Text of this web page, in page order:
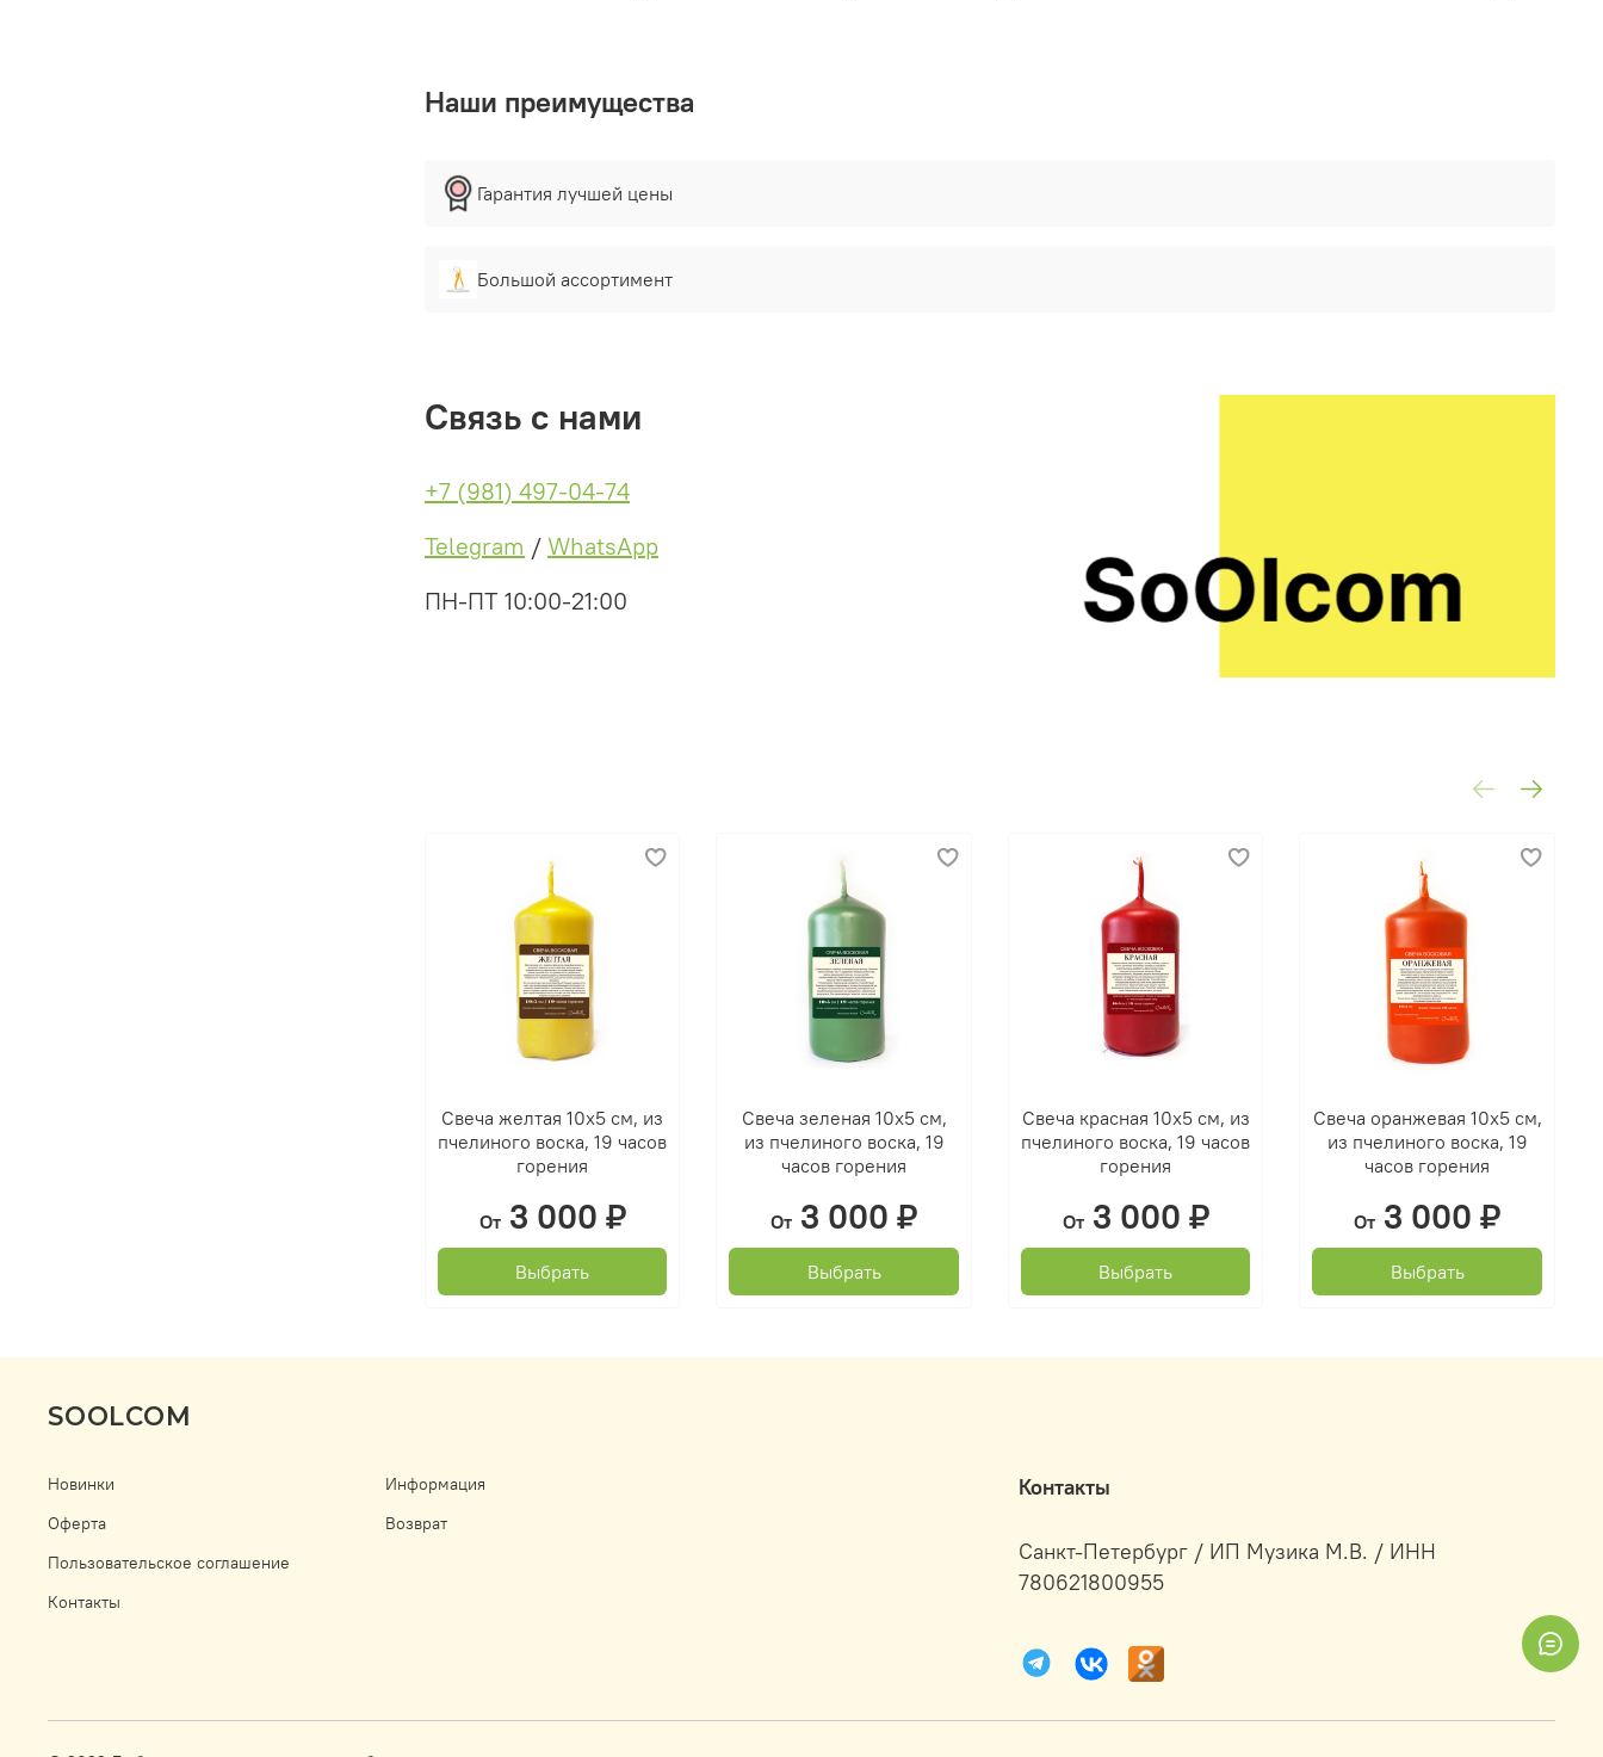
Наши преимущества
Гарантия лучшей цены
Большой ассортимент
Связь с нами
+7 (981) 497-04-74
Telegram / WhatsApp
ПН-ПТ 10:00-21:00
Свеча желтая 10х5 см, из
пчелиного воска, 19 часов
горения
От 3 000 ₽
Выбрать
Свеча зеленая 10х5 см,
из пчелиного воска, 19
часов горения
От 3 000 ₽
Выбрать
Свеча красная 10х5 см, из
пчелиного воска, 19 часов
горения
От 3 000 ₽
Выбрать
Свеча оранжевая 10х5 см,
из пчелиного воска, 19
часов горения
От 3 000 ₽
Выбрать
SOOLCOM
Новинки
Оферта
Пользовательское соглашение
Контакты
Информация
Возврат
Контакты
Санкт-Петербург / ИП Музика М.В. / ИНН
780621800955